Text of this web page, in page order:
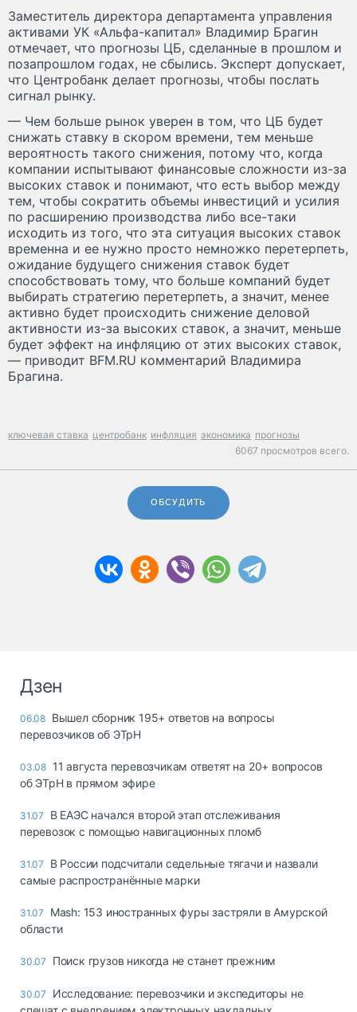
Заместитель директора департамента управления
активами УК «Альфа-капитал» Владимир Брагин
отмечает, что прогнозы ЦБ, сделанные в прошлом и
позапрошлом годах, не сбылись. Эксперт допускает,
что Центробанк делает прогнозы, чтобы послать
сигнал рынку.
— Чем больше рынок уверен в том, что ЦБ будет
снижать ставку в скором времени, тем меньше
вероятность такого снижения, потому что, когда
компании испытывают финансовые сложности из-за
высоких ставок и понимают, что есть выбор между
тем, чтобы сократить объемы инвестиций и усилия
по расширению производства либо все-таки
исходить из того, что эта ситуация высоких ставок
временна и ее нужно просто немножко перетерпеть,
ожидание будущего снижения ставок будет
способствовать тому, что больше компаний будет
выбирать стратегию перетерпеть, а значит, менее
активно будет происходить снижение деловой
активности из-за высоких ставок, а значит, меньше
будет эффект на инфляцию от этих высоких ставок,
— приводит BFM.RU комментарий Владимира
Брагина.
ключевая ставка центробанк инфляция экономика прогнозы
6067 просмотров всего.
ОБСУДИТЬ
Дзен
06.08 Вышел сборник 195+ ответов на вопросы
перевозчиков об ЭТрН
03.08 11 августа перевозчикам ответят на 20+ вопросов
об ЭТрН в прямом эфире
31.07
В ЕАЭС начался второй этап отслеживания
перевозок с помощью навигационных пломб
31.07
В России подсчитали седельные тягачи и назвали
самые распространённые марки
31.07
Mash: 153 иностранных фуры застряли в Амурской
области
30.07 Поиск грузов никогда не станет прежним
30.07
Исследование: перевозчики и экспедиторы не